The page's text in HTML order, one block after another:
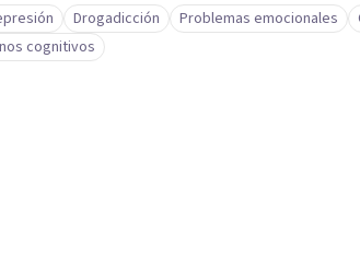
Drogadicción Problemas emocionales
cognitivos